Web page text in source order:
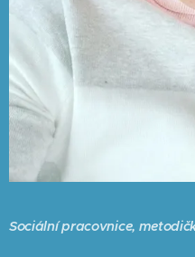
Sociální pracovnice,